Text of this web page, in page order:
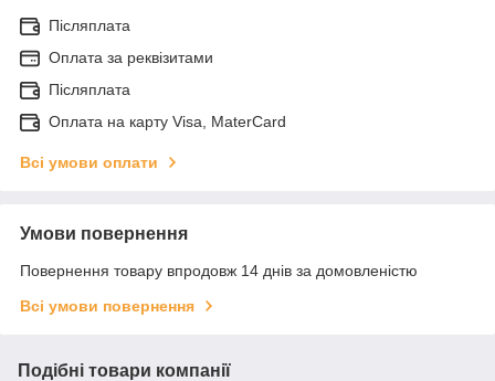
Післяплата
Оплата за реквізитами
Післяплата
Оплата на карту Visa, MaterCard
Всі умови оплати
Умови повернення
Повернення товару впродовж 14 днів за домовленістю
Всі умови повернення
Подібні товари компанії